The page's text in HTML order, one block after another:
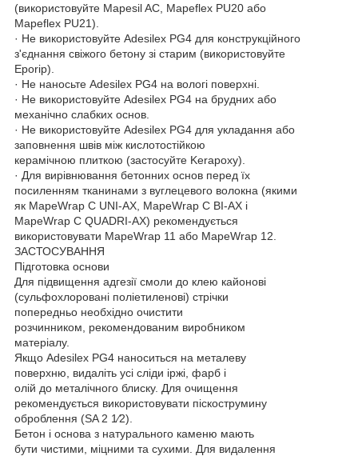
(використовуйте Mapesil AC, Mapeflex PU20 або
Mapeflex PU21).
· Не використовуйте Adesilex PG4 для конструкційного
з'єднання свіжого бетону зі старим (використовуйте
Eporip).
· Не наносьте Adesilex PG4 на вологі поверхні.
· Не використовуйте Adesilex PG4 на брудних або
механічно слабких основ.
· Не використовуйте Adesilex PG4 для укладання або
заповнення швів між кислотостійкою
керамічною плиткою (застосуйте Kerapoxy).
· Для вирівнювання бетонних основ перед їх
посиленням тканинами з вуглецевого волокна (якими
як MapeWrap C UNI-AX, MapeWrap C BI-AX і
MapeWrap C QUADRI-AX) рекомендується
використовувати MapeWrap 11 або MapeWrap 12.
ЗАСТОСУВАННЯ
Підготовка основи
Для підвищення адгезії смоли до клею кайонові
(сульфохлоровані поліетиленові) стрічки
попередньо необхідно очистити
розчинником, рекомендованим виробником
матеріалу.
Якщо Adesilex PG4 наноситься на металеву
поверхню, видаліть усі сліди іржі, фарб і
олій до металічного блиску. Для очищення
рекомендується використовувати піскострумину
оброблення (SA 2 1⁄2).
Бетон і основа з натурального каменю мають
бути чистими, міцними та сухими. Для видалення